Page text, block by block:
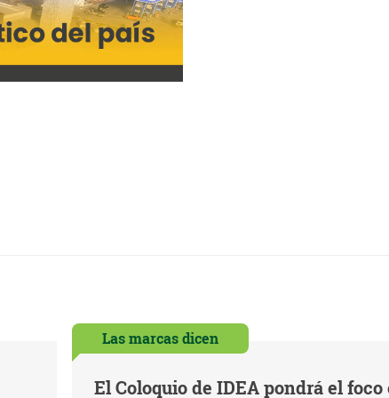
Las marcas dicen
El Coloquio de IDEA pondrá el foco